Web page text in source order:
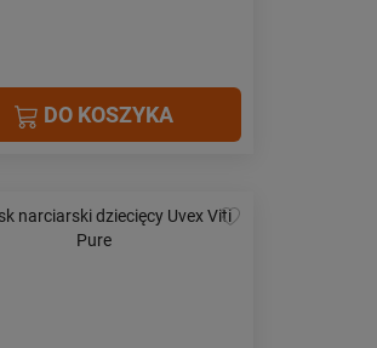
DO KOSZYKA